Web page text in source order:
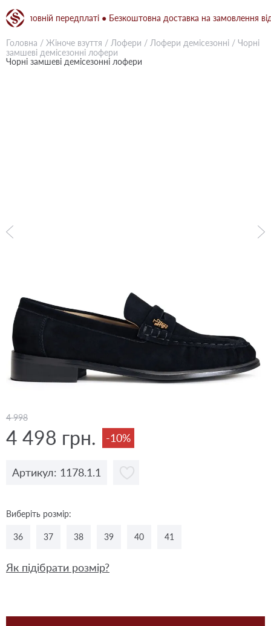
передплаті ● Безкоштовна доставка на замовлення від
Головна / Жіноче взуття / Лофери / Лофери демісезонні / Чорні
замшеві демісезонні лофери
Чорні замшеві демісезонні лофери
4 998
4 498 грн. -10%
Артикул: 1178.1.1
Виберіть розмір:
36 37 38 39 40 41
Як підібрати розмір?